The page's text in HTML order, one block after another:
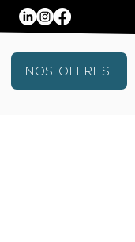
NOS OFFRES